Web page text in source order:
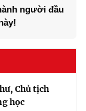
người đầu
Chủ tịch
học